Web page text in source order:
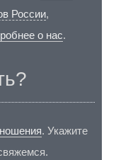
России,
о нас.
. Укажите